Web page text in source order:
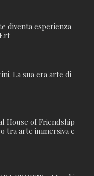
diventa esperienza
La sua era arte di
House of Friendship
tra arte immersiva e